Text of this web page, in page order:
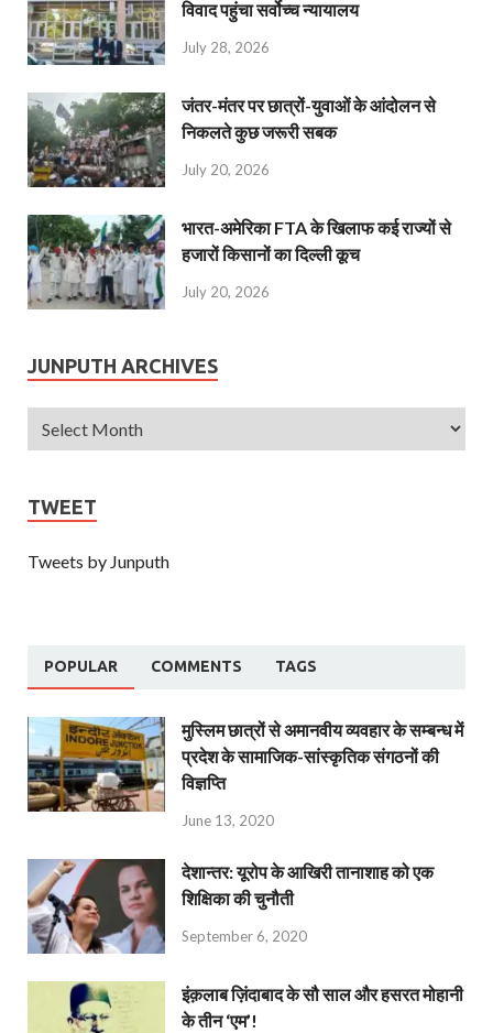
विवाद पहुंचा सर्वोच्च न्यायालय
July 28, 2026
जंतर-मंतर पर छात्रों-युवाओं के आंदोलन से
निकलते कुछ जरूरी सबक
July 20, 2026
भारत-अमेरिका FTA के खिलाफ कई राज्यों से
हजारों किसानों का दिल्ली कूच
July 20, 2026
JUNPUTH ARCHIVES
TWEET
Tweets by Junputh
POPULAR COMMENTS TAGS
मुस्लिम छात्रों से अमानवीय व्यवहार के सम्बन्ध में
प्रदेश के सामाजिक-सांस्कृतिक संगठनों की
विज्ञप्ति
June 13, 2020
देशान्‍तर: यूरोप के आखिरी तानाशाह को एक
शिक्षिका की चुनौती
September 6, 2020
इंक़लाब ज़िंदाबाद के सौ साल और हसरत मोहानी
के तीन ‘एम’!